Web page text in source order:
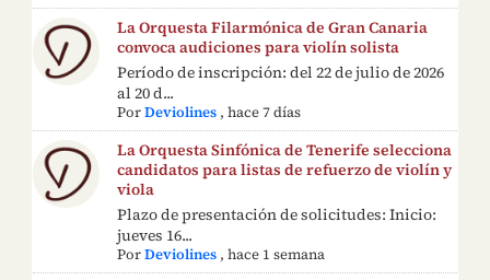
La Orquesta Filarmónica de Gran Canaria
convoca audiciones para violín solista
Período de inscripción: del 22 de julio de 2026
al 20 d...
PorDeviolines ,hace 7 días
La Orquesta Sinfónica de Tenerife selecciona
candidatos para listas de refuerzo de violín y
viola
Plazo de presentación de solicitudes: Inicio:
jueves 16...
PorDeviolines ,hace 1 semana